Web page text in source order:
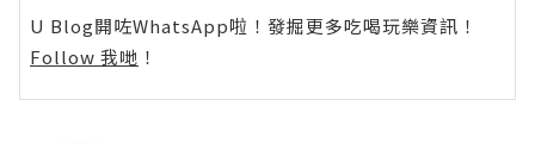
U Blog開咗WhatsApp啦！發掘更多吃喝玩樂資訊！
Follow 我哋 ！